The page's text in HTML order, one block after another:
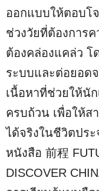
ออกแบบให้ตอบโ
ช่วงวัยที่ต้องการ
ต้องคล่องแคล่ว โ
ระบบและต่อยอด
เนื้อหาที่ช่วยให้นั
ครบถ้วน เพื่อให้ส
ได้จริงในชีวิตปร
หนังสือ 前程
DISCOVER